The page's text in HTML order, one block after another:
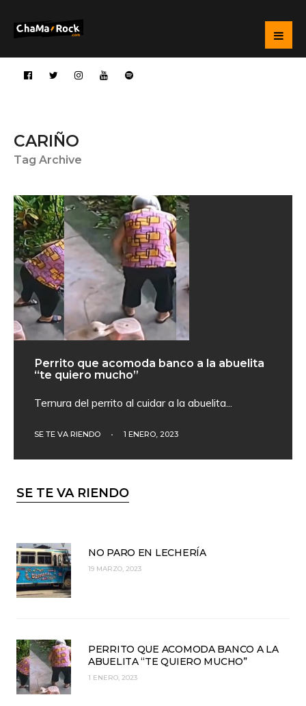
CARIÑO
Tag Archive
Perrito que acomoda banco a la abuelita
“te quiero mucho”
Ternura del perrito al cuidar a la abuelita
SE TE VA RIENDO • 1 ENERO, 2023
SE TE VA RIENDO
NO PARO EN LECHERÍA
19 MARZO, 2023
PERRITO QUE ACOMODA BANCO A LA
ABUELITA “TE QUIERO MUCHO”
1 ENERO, 2023